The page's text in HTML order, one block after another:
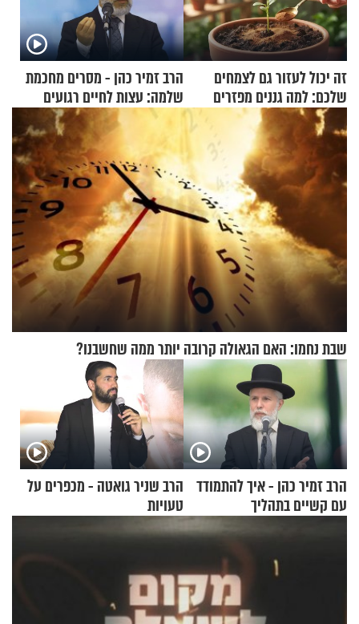
זה יכול לעזור גם לצמחים
שלכם: למה גננים מפזרים
קינמון בעציצים?
הרב זמיר כהן - מסרים מחכמת
שלמה: עצות לחיים רגועים
שבת נחמו: האם הגאולה קרובה יותר ממה שחשבנו?
הרב זמיר כהן - איך להתמודד
עם קשיים בתהליך
הרב שניר גואטה - מכפרים על
טעויות